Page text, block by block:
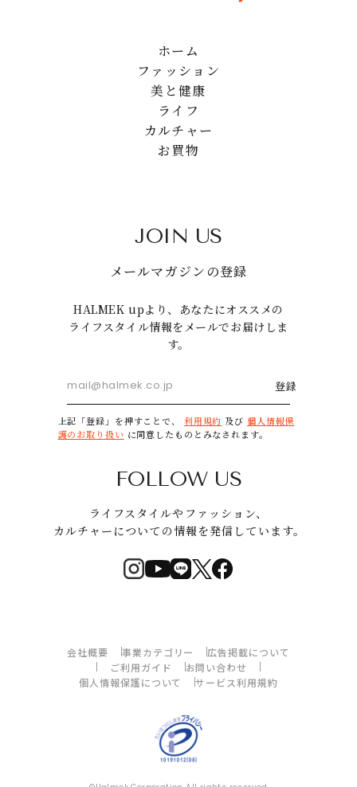
ホーム
ファッション
美と健康
ライフ
カルチャー
お買物
JOIN US
メールマガジンの登録
HALMEK upより、あなたにオススメの
ライフスタイル情報をメールでお届けしま
す。
登録
上記「登録」を押すことで、 利用規約 及び 個人情報保
護のお取り扱い に同意したものとみなされます。
FOLLOW US
ライフスタイルやファッション、
カルチャーについての情報を発信しています。
会社概要 事業カテゴリー
広告掲載について
ご利用ガイド
お問い合わせ
個人情報保護について
サービス利用規約